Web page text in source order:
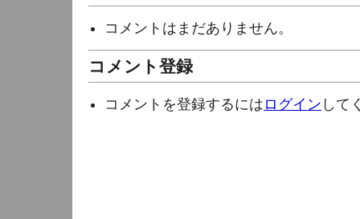
コメントはまだありません。
コメント登録
コメントを登録するには ログイン して